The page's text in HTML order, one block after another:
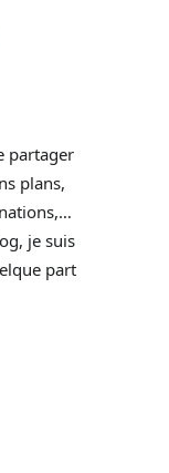
partager
plans,
je suis
part